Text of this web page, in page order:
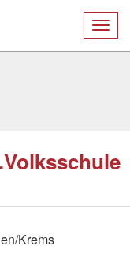
Krems